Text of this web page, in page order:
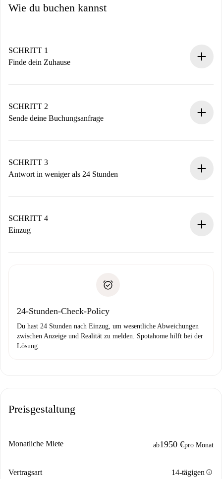
Wie du buchen kannst
SCHRITT 1
Finde dein Zuhause
Du erhältst alle notwendigen Informationen im Voraus.
SCHRITT 2
Sende deine Buchungsanfrage
Denk daran, dass wir dich erst belasten, wenn der
Vermieter zustimmt.
SCHRITT 3
Antwort in weniger als 24 Stunden
stellen den Kontakt her.
Wenn der Vermieter ablehnen muss, entstehen keine
SCHRITT 4
Einzug
24-Stunden-Check-Policy
Du hast 24 Stunden nach Einzug, um wesentliche Abweichungen
zwischen Anzeige und Realität zu melden. Spotahome hilft bei der
Lösung.
Preisgestaltung
Monatliche Miete ab1950 €pro Monat
Vertragsart 14-tägigeninfo